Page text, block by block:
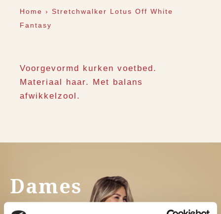
Home › Stretchwalker Lotus Off White
Fantasy
Voorgevormd kurken voetbed.
Materiaal haar. Met balans
afwikkelzool.
Dames